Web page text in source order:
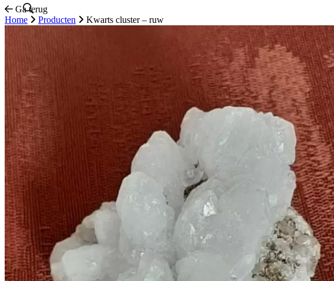
Ga terug
Home
Producten
Kwarts cluster – ruw